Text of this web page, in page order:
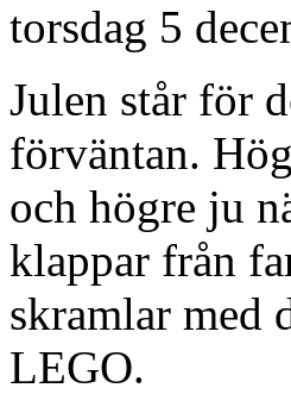
torsdag 5
Julen står för
förväntan.
och högre ju
klappar från
skramlar med
LEGO.